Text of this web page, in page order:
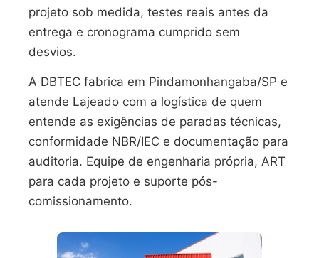
projeto sob medida, testes reais antes da
entrega e cronograma cumprido sem
desvios.
A DBTEC fabrica em Pindamonhangaba/SP e
atende Lajeado com a logística de quem
entende as exigências de paradas técnicas,
conformidade NBR/IEC e documentação para
auditoria. Equipe de engenharia própria, ART
para cada projeto e suporte pós-
comissionamento.